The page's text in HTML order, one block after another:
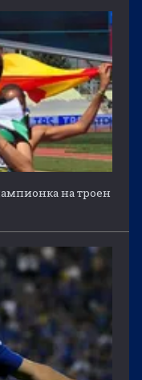
на троен